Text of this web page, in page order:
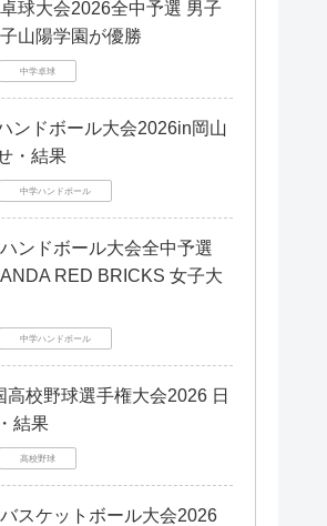
県
県
県
県
県
県
県
県
島県
県
県
県
県
県
県
県
県
県
県
県
県
島県
県
県
県
県
球大会2026全中予選 男子
山陽学園が優勝
中学卓球
ンドボール大会2026in岡山
・結果
中学ハンドボール
ンドボール大会全中予選
RED BRICKS 女子大
中学ハンドボール
高校野球選手権大会2026 日
結果
高校野球
スケットボール大会2026